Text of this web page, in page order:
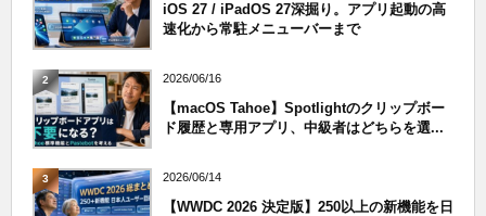
iOS 27 / iPadOS 27深掘り。アプリ起動の高
速化から常駐メニューバーまで
2 2026/06/16
【macOS Tahoe】Spotlightのクリップボー
ド履歴と専用アプリ、中級者はどちらを選...
3 2026/06/14
【WWDC 2026 決定版】250以上の新機能を日